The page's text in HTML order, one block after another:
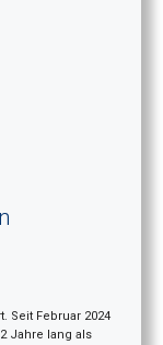
Seit Februar 2024
Jahre lang als